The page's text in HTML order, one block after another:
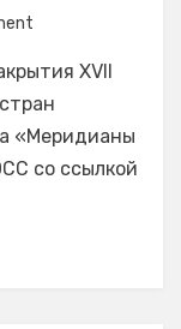
кинофестивале
«Меридианы
Тихого-2019»
награды
XVII
«Меридианы
со ссылкой